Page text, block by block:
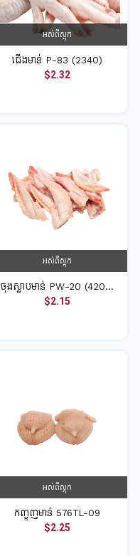
អស់ពីស្តុក
ជើងមាន់ P-83 (2340)
$2.32
អស់ពីស្តុក
ចុងស្លាបមាន់ PW-20 (420...
$2.15
អស់ពីស្តុក
កញ្ចូញមាន់ 576TL-09
$2.25